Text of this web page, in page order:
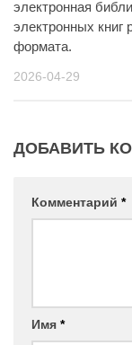
электронная
электронных книг
формата.
2026-04-29
ДОБАВИТЬ
Комментарий *
Имя *